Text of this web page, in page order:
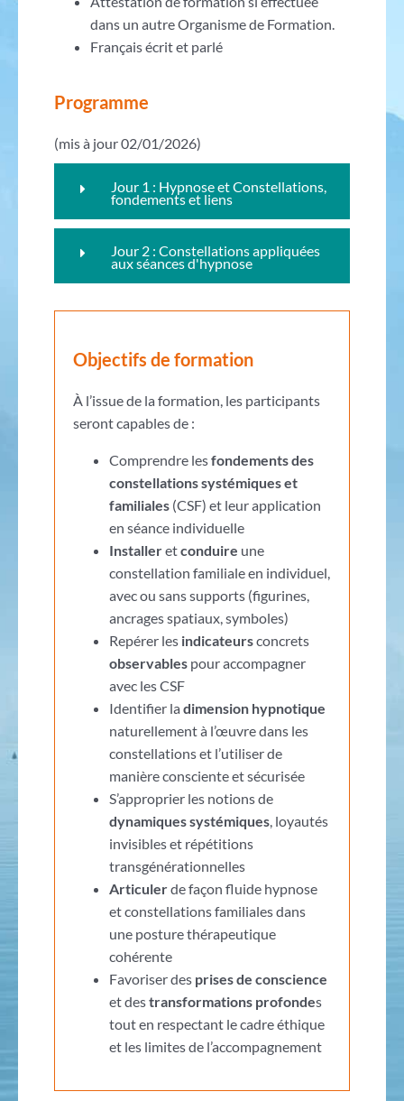
dans un autre Organisme de Formation.
Français écrit et parlé
Programme
(mis à jour 02/01/2026)
Jour 1 : Hypnose et Constellations,
fondements et liens
Jour 2 : Constellations appliquées
aux séances d'hypnose
Objectifs de formation
À l’issue de la formation, les participants
seront capables de :
Comprendre lesfondements des
constellations systémiques et
familiales(CSF) et leur application
en séance individuelle
Installeretconduire une
constellation familiale en individuel,
avec ou sans supports (figurines,
ancrages spatiaux, symboles)
Repérer les indicateursconcrets
observablespour accompagner
avec les CSF
Identifier la dimension hypnotique
naturellement à l’œuvre dans les
constellations et l’utiliser de
manière consciente et sécurisée
S’approprier les notions de
dynamiques systémiques, loyautés
invisibles et répétitions
transgénérationnelles
Articulerde façon fluide hypnose
et constellations familiales dans
une posture thérapeutique
cohérente
Favoriser des prises de conscience
et destransformations profondes
tout en respectant le cadre éthique
et les limites de l’accompagnement